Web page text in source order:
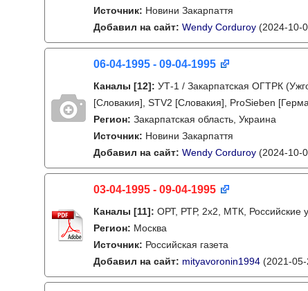
Источник: Новини Закарпаття
Добавил на сайт: Wendy Corduroy (2024-10-
06-04-1995 - 09-04-1995
Каналы [12]: УТ-1 / Закарпатская ОГТРК
[Словакия], STV2 [Словакия], ProSieben
Регион: Закарпатская область, Украина
Источник: Новини Закарпаття
Добавил на сайт: Wendy Corduroy (2024-10-
03-04-1995 - 09-04-1995
Каналы [11]: ОРТ, РТР, 2х2, МТК, Российские
Регион: Москва
Источник: Российская газета
Добавил на сайт: mityavoronin1994 (2021-